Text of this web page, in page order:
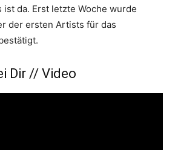
da. Erst letzte Woche wurde
der ersten Artists für das
Dir // Video